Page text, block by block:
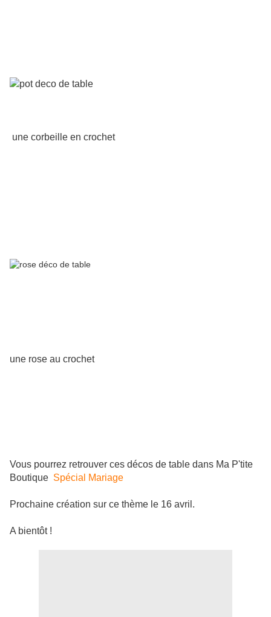
une corbeille en crochet
une rose au crochet
Vous pourrez retrouver ces décos de table dans Ma P'tite
Boutique Spécial Mariage
Prochaine création sur ce thème le 16 avril.
A bientôt !